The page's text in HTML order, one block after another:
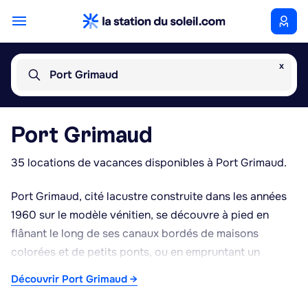
x
Port Grimaud
Port Grimaud
35 locations de vacances disponibles à Port Grimaud.
Port Grimaud, cité lacustre construite dans les années
1960 sur le modèle vénitien, se découvre à pied en
flânant le long de ses canaux bordés de maisons
colorées et de petits ponts, ou en empruntant un
village du golfe de Saint-Tropez constitue un point de
Découvrir Port Grimaud →